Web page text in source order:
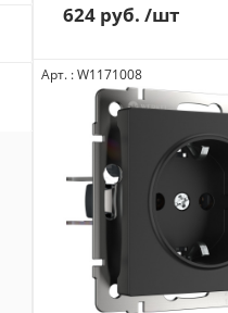
624 руб. /шт
Арт. : W1171008